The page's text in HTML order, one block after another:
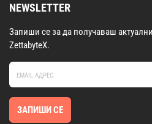
NEWSLETTER
Запиши се за да получаваш
ZettabyteX.
ЗАПИШИ СЕ